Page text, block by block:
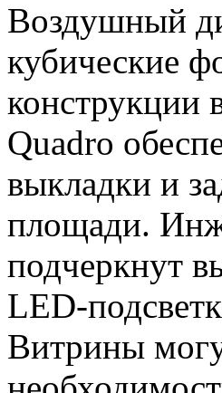
Воздушный
кубические
конструкции
Quadro
выкладки и
площади.
подчеркнут
LED-
Витрины